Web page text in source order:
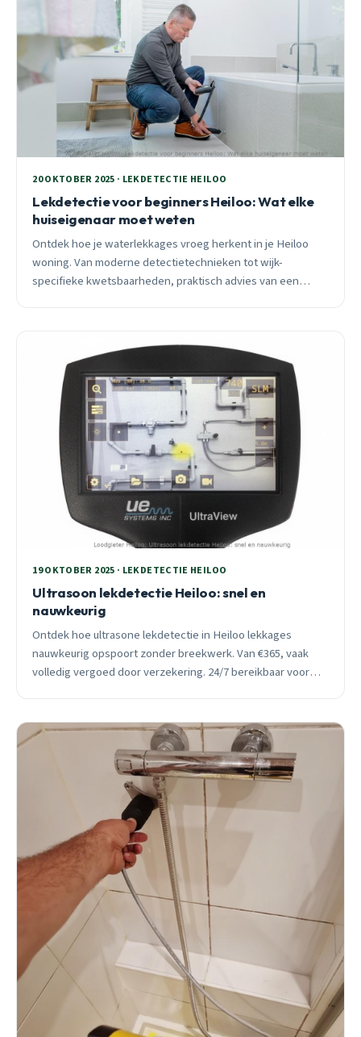
20 OKTOBER 2025 · LEKDETECTIE HEILOO
Lekdetectie voor beginners Heiloo: Wat elke
huiseigenaar moet weten
Ontdek hoe je waterlekkages vroeg herkent in je Heiloo
woning. Van moderne detectietechnieken tot wijk-
specifieke kwetsbaarheden, praktisch advies van een
19 OKTOBER 2025 · LEKDETECTIE HEILOO
Ultrasoon lekdetectie Heiloo: snel en
nauwkeurig
Ontdek hoe ultrasone lekdetectie in Heiloo lekkages
nauwkeurig opspoort zonder breekwerk. Van €365, vaak
volledig vergoed door verzekering. 24/7 bereikbaar voor